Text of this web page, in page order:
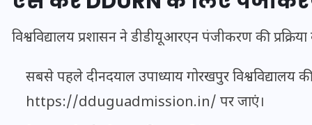
विश्वविद्यालय प्रशासन ने डीडीयूआरएन पंजीकरण की
सबसे पहले दीनदयाल उपाध्याय गोरखपुर विश्वविद्यालय
https://dduguadmission.in/ पर जाएं।